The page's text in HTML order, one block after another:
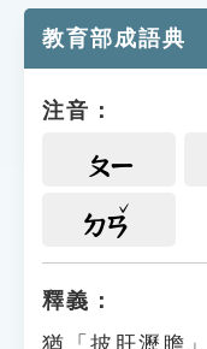
知識索引
教學應用
貓頭鷹博士
教育部成語典
注音：
ㄆㄧ
ㄉㄢ
釋義：
猶「披肝瀝膽